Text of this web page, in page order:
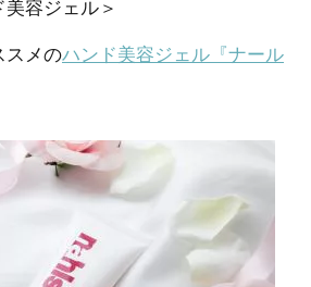
美容ジェル＞
スメのハンド美容ジェル『ナール